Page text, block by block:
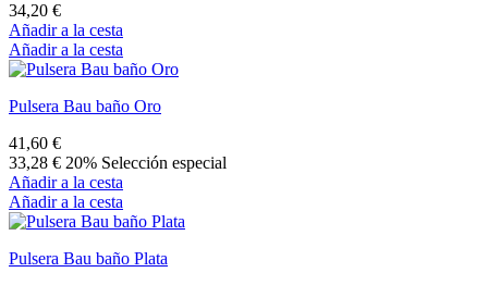
34,20 €
Añadir a la cesta
Añadir a la cesta
Pulsera Bau baño Oro
41,60 €
33,28 € 20% Selección especial
Añadir a la cesta
Añadir a la cesta
Pulsera Bau baño Plata